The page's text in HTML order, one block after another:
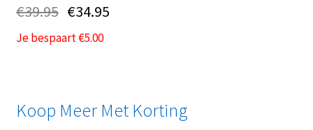
€39.95 €34.95
Je bespaart€5.00
Koop Meer Met Korting